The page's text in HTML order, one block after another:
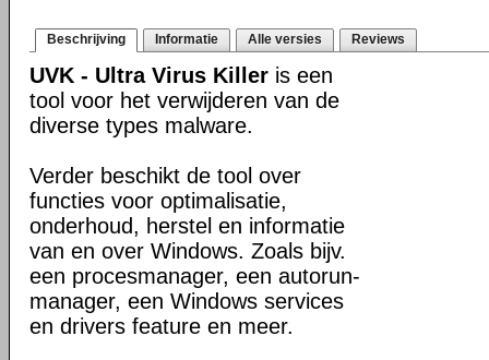
Beschrijving Informatie Alle versies Reviews
UVK - Ultra Virus Killer is een
tool voor het verwijderen van de
diverse types malware.
Verder beschikt de tool over
functies voor optimalisatie,
onderhoud, herstel en informatie
van en over Windows. Zoals bijv.
een procesmanager, een autorun-
manager, een Windows services
en drivers feature en meer.